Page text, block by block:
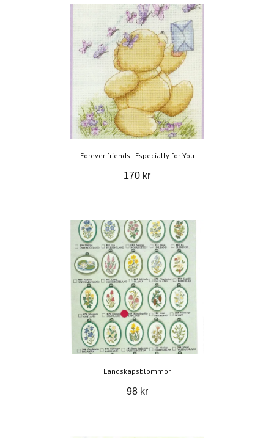
Forever friends - Especially for You
170 kr
Landskapsblommor
98 kr